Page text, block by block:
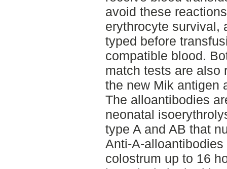
avoid these
erythrocyte survival,
typed before
compatible blood.
match tests are also
the new Mik antigen
The alloantibodies
neonatal
type A and AB that
Anti-A-
colostrum up to 16